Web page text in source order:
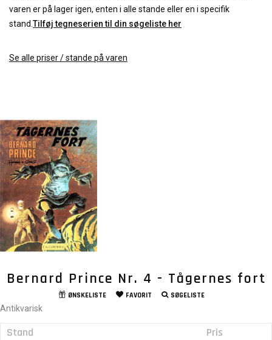
varen er på lager igen, enten i alle stande eller en i specifik
stand.Tilføj tegneserien til din søgeliste her
Se alle priser / stande på varen
Bernard Prince Nr. 4 - Tågernes fort
ØNSKELISTE FAVORIT SØGELISTE
Antikvarisk
Stand Pris